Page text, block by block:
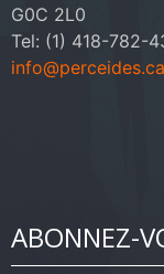
G0C 2L0
Tel: (1) 418-782-
info@perceides.ca
ABONNEZ-